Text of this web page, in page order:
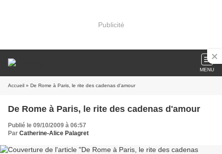
Publicité
MENU
Accueil » De Rome à Paris, le rite des cadenas d'amour
De Rome à Paris, le rite des cadenas d'amour
Publié le 09/10/2009 à 06:57
Par Catherine-Alice Palagret